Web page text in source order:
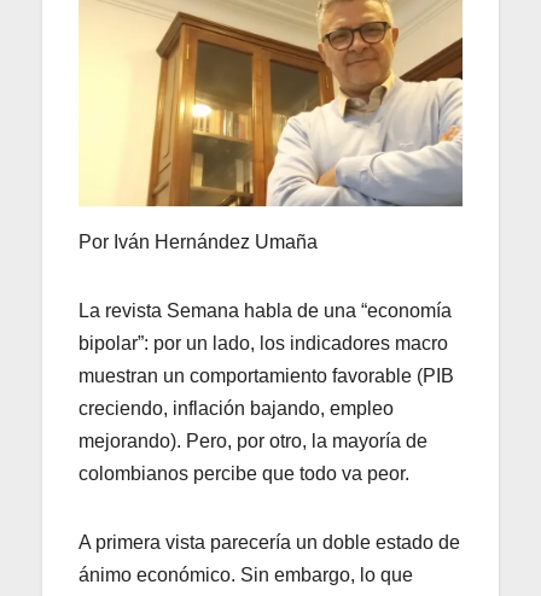
Por Iván Hernández Umaña
La revista Semana habla de una “economía
bipolar”: por un lado, los indicadores macro
muestran un comportamiento favorable (PIB
creciendo, inflación bajando, empleo
mejorando). Pero, por otro, la mayoría de
colombianos percibe que todo va peor.
A primera vista parecería un doble estado de
ánimo económico. Sin embargo, lo que